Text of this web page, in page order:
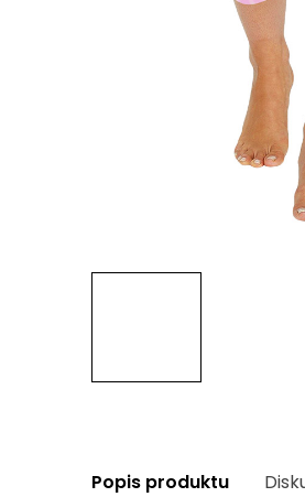
Popis produktu